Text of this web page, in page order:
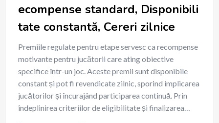
ecompense standard, Disponibili
tate constantă, Cereri zilnice
Premiile regulate pentru etape servesc ca recompense
motivante pentru jucătorii care ating obiective
specifice într-un joc. Aceste premii sunt disponibile
constant și pot fi revendicate zilnic, sporind implicarea
jucătorilor și încurajând participarea continuă. Prin
îndeplinirea criteriilor de eligibilitate și finalizarea…